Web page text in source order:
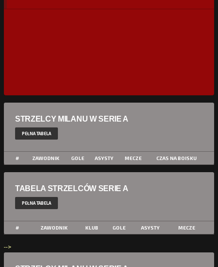
STRZELCY MILANU W SERIE A
PEŁNA TABELA
# ZAWODNIK GOLE ASYSTY MECZE CZAS NA BOISKU
TABELA STRZELCÓW SERIE A
PEŁNA TABELA
# ZAWODNIK KLUB GOLE ASYSTY MECZE
-->